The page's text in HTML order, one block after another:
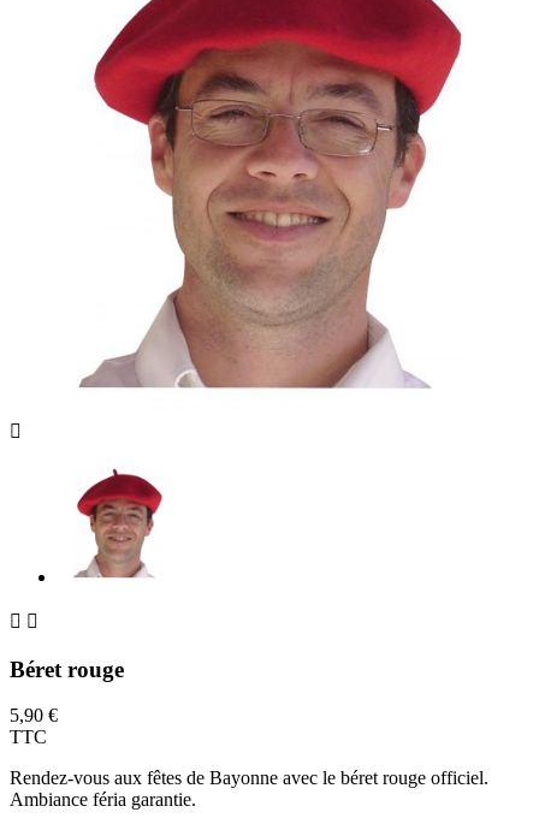

 
Béret rouge
5,90 €
TTC
Rendez-vous aux fêtes de Bayonne avec le béret rouge officiel.
Ambiance féria garantie.